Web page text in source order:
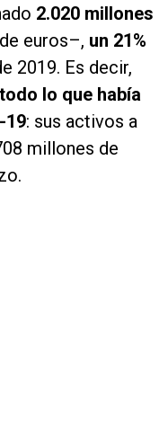
2.020 millones
euros–, un 21%
2019. Es decir,
lo que había
19: sus activos a
millones de